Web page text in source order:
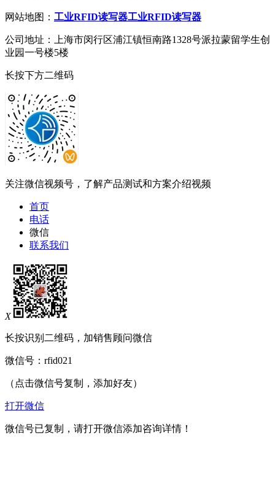
网站地图： 工业RFID读写器工业RFID读写器
公司地址：上海市闵行区浦江镇恒南路1328号派拉蒙留学生创
业园一号楼5楼
长按下方二维码
关注微信视频号，了解产品测试和方案介绍视频
首页
电话
微信
联系我们
X
长按识别二维码，加销售顾问微信
微信号： rfid021
（点击微信号复制，添加好友）
打开微信
微信号已复制，请打开微信添加咨询详情！